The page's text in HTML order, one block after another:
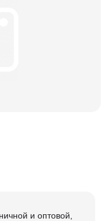
и оптовой,